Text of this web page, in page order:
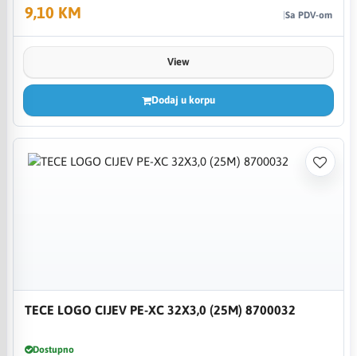
9,10 KM Sa PDV-om
View
Dodaj u korpu
TECE LOGO CIJEV PE-XC 32X3,0 (25M) 8700032
Dostupno